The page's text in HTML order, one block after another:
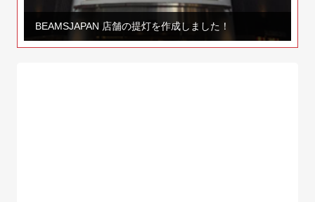
BEAMSJAPAN 店舗の提灯を作成しました！